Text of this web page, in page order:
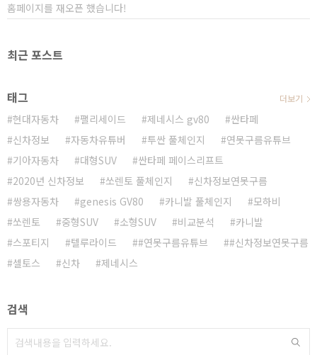
홈페이지를 재오픈 했습니다!
최근 포스트
태그
현대자동차 팰리세이드 제네시스 gv80
싼타페
신차정보
자동차유튜버 투싼 풀체인지
연못구름유튜브
기아자동차
대형SUV
싼타페 페이스리프트
2020년 신차정보
쏘렌토 풀체인지
신차정보연못구름
쌍용자동차
genesis GV80 카니발 풀체인지
모하비
쏘렌토
중형SUV 소형SUV 비교분석
카니발
스포티지
텔루라이드 #연못구름유튜브
#신차정보연못구름
셀토스
신차 제네시스
더보기
검색